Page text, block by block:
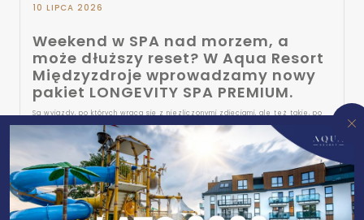
AQUA RESORT
NOCLEGI
GASTRONOMIA
AQUAPARK
SPA
ATRAKCJE
10 LIPCA 2026
Weekend w SPA nad morzem, a
może dłuższy reset? W Aqua Resort
Międzyzdroje wprowadzamy nowy
pakiet LONGEVITY SPA PREMIUM.
Są wyjazdy, po których wraca się z niezliczonymi zdjęciami, ale też takie, po
świadomością, że w końcu znaleźliśmy czas tylko dla siebie. To właśnie z
myślą o prawdziwym relaksie powstał pakiet LONGEVITY SPA PREMIUM — dla
tych, którzy chcą zwolnić tempo, zatroszczyć się o dobre samopoczucie i
połączyć pobyt nad Bałtykiem z profesjonalnymi rytuałami SPA.